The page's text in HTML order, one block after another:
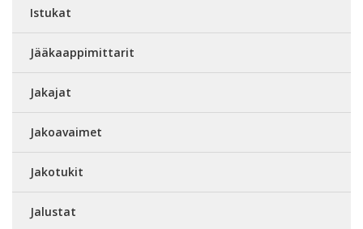
Istukat
Jääkaappimittarit
Jakajat
Jakoavaimet
Jakotukit
Jalustat